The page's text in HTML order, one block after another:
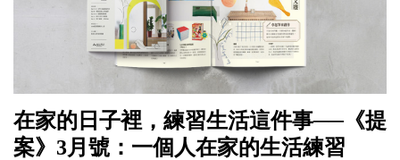
在家的日子裡，練習生活這件事──《提
案》3月號：一個人在家的生活練習